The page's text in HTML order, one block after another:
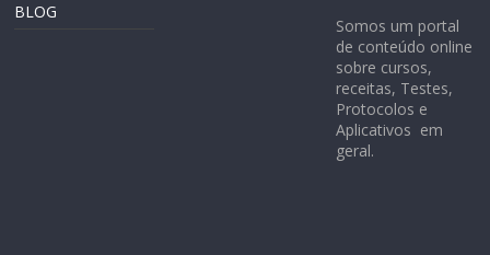
BLOG
Somos um portal
de conteúdo online
sobre cursos,
receitas, Testes,
Protocolos e
Aplicativos em
geral.